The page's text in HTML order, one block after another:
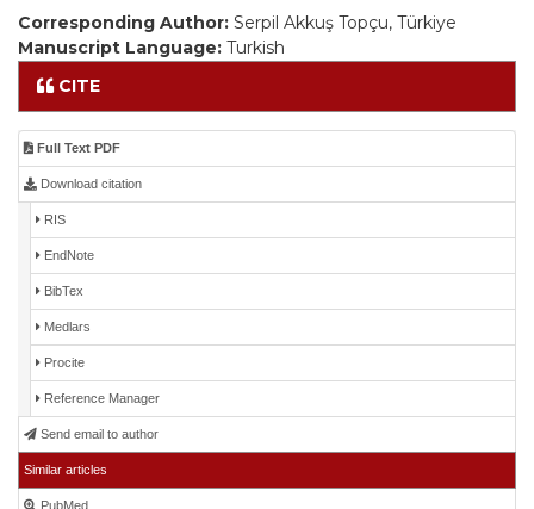
Corresponding Author: Serpil Akkuş Topçu, Türkiye
Manuscript Language: Turkish
CITE
Full Text PDF
Download citation
RIS
EndNote
BibTex
Medlars
Procite
Reference Manager
Send email to author
Similar articles
PubMed